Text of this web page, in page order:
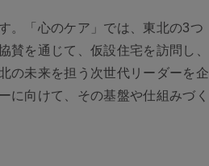
。「心のケア」では、東北の3つ
を通じて、仮設住宅を訪問し、
の未来を担う次世代リーダーを企
に向けて、その基盤や仕組みづく